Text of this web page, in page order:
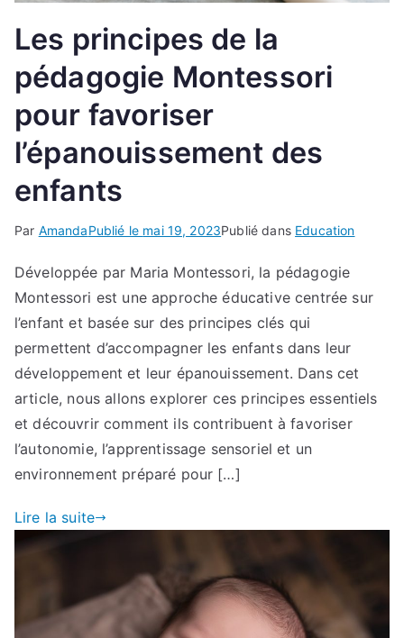
Les principes de la
pédagogie Montessori
pour favoriser
l’épanouissement des
enfants
Par AmandaPublié le mai 19, 2023Publié dans Education
Développée par Maria Montessori, la pédagogie
Montessori est une approche éducative centrée sur
l’enfant et basée sur des principes clés qui
permettent d’accompagner les enfants dans leur
développement et leur épanouissement. Dans cet
article, nous allons explorer ces principes essentiels
et découvrir comment ils contribuent à favoriser
l’autonomie, l’apprentissage sensoriel et un
environnement préparé pour […]
Lire la suite